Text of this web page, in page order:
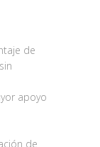
de
apoyo
de